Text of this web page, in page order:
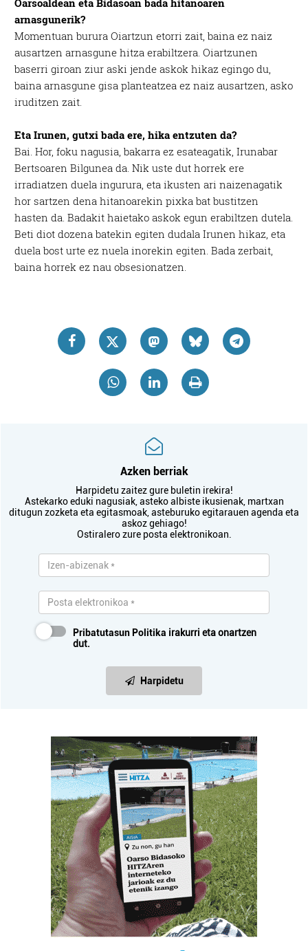
arnasgunerik?
Momentuan burura Oiartzun etorri zait, baina ez naiz
ausartzen arnasgune hitza erabiltzera. Oiartzunen
baserri giroan ziur aski jende askok hikaz egingo du,
baina arnasgune gisa planteatzea ez naiz ausartzen, asko
iruditzen zait.
Eta Irunen, gutxi bada ere, hika entzuten da?
Bai. Hor, foku nagusia, bakarra ez esateagatik, Irunabar
Bertsoaren Bilgunea da. Nik uste dut horrek ere
irradiatzen duela ingurura, eta ikusten ari naizenagatik
hor sartzen dena hitanoarekin pixka bat bustitzen
hasten da. Badakit haietako askok egun erabiltzen dutela.
Beti diot dozena batekin egiten dudala Irunen hikaz, eta
duela bost urte ez nuela inorekin egiten. Bada zerbait,
baina horrek ez nau obsesionatzen.
Azken berriak
Harpidetu zaitez gure buletin irekira!
Astekarko eduki nagusiak, asteko albiste ikusienak, martxan
ditugun zozketa eta egitasmoak, asteburuko egitarauen agenda eta
askoz gehiago!
Ostiralero zure posta elektronikoan.
Pribatutasun Politika irakurri eta onartzen
dut.
Harpidetu